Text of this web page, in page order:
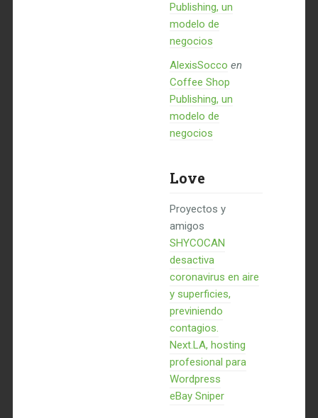
Publishing, un
modelo de
negocios
AlexisSocco en
Coffee Shop
Publishing, un
modelo de
negocios
Love
Proyectos y
amigos
SHYCOCAN
desactiva
coronavirus en aire
y superficies,
previniendo
contagios.
Next.LA, hosting
profesional para
Wordpress
eBay Sniper